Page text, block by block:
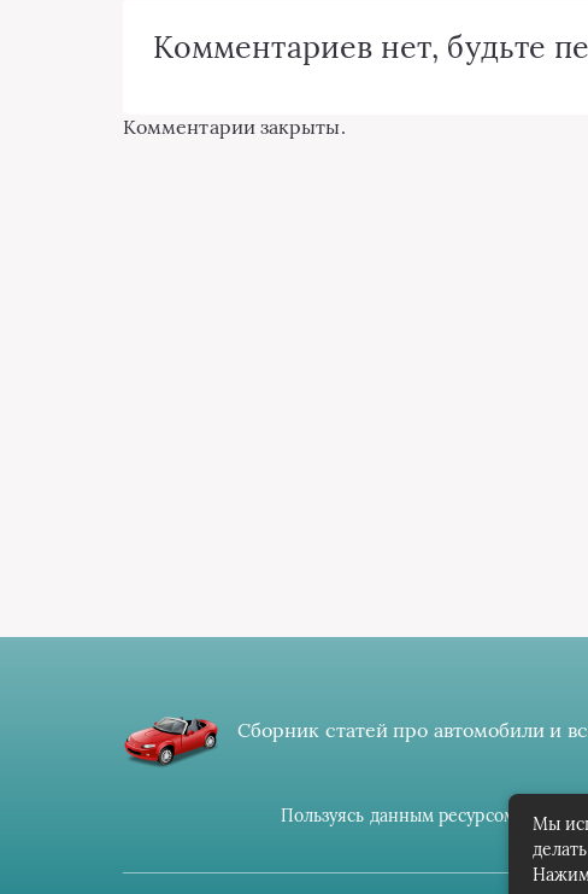
Комментариев нет, будьте
Комментарии закрыты.
Сборник статей про автомобили и
Пользуясь данным ресурсом выМы